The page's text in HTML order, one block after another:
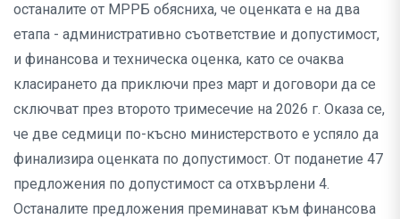
останалите от МРРБ обясниха, че оценката е на два
етапа - административно съответствие и допустимост,
и финансова и техническа оценка, като се очаква
класирането да приключи през март и договори да се
сключват през второто тримесечие на 2026 г. Оказа се,
че две седмици по-късно министерството е успяло да
финализира оценката по допустимост. От поданетие 47
предложения по допустимост са отхвърлени 4.
Останалите предложения преминават към финансова